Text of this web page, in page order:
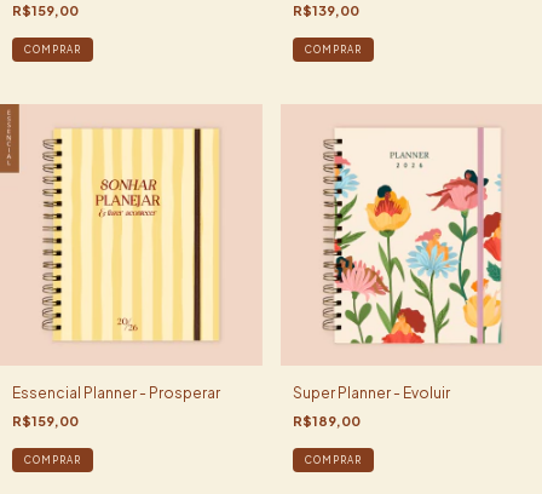
R$159,00
COMPRAR
R$139,00
COMPRAR
Essencial Planner - Prosperar
R$159,00
COMPRAR
Super Planner - Evoluir
R$189,00
COMPRAR